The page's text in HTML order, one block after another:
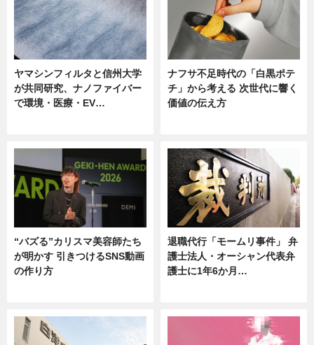
ヤマシンフィルタと信州大学
が共同研究、ナノファイバー
で環境・医療・EV…
ナフサ不足時代の「白黒ポテ
チ」から考える 次世代に響く
価値の伝え方
“バズる”カリスマ美容師たち
が明かす 引きつけるSNS動画
の作り方
退職代行「モームリ事件」 弁
護士法人・オーシャン代表弁
護士に1年6か月…